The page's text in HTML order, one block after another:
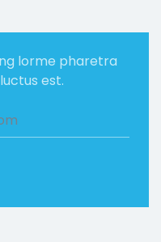
lorme pharetra
est.